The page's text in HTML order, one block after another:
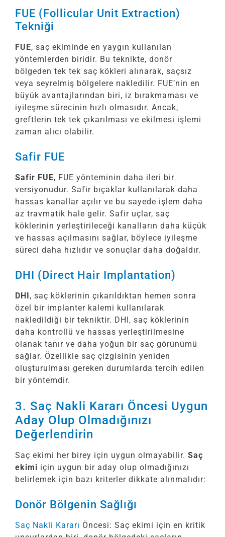
FUE (Follicular Unit Extraction)
Tekniği
FUE, saç ekiminde en yaygın kullanılan
yöntemlerden biridir. Bu teknikte, donör
bölgeden tek tek saç kökleri alınarak, saçsız
veya seyrelmiş bölgelere nakledilir. FUE’nin en
büyük avantajlarından biri, iz bırakmaması ve
iyileşme sürecinin hızlı olmasıdır. Ancak,
greftlerin tek tek çıkarılması ve ekilmesi işlemi
zaman alıcı olabilir.
Safir FUE
Safir FUE, FUE yönteminin daha ileri bir
versiyonudur. Safir bıçaklar kullanılarak daha
hassas kanallar açılır ve bu sayede işlem daha
az travmatik hale gelir. Safir uçlar, saç
köklerinin yerleştirileceği kanalların daha küçük
ve hassas açılmasını sağlar, böylece iyileşme
süreci daha hızlıdır ve sonuçlar daha doğaldır.
DHI (Direct Hair Implantation)
DHI , saç köklerinin çıkarıldıktan hemen sonra
özel bir implanter kalemi kullanılarak
nakledildiği bir tekniktir. DHI, saç köklerinin
daha kontrollü ve hassas yerleştirilmesine
olanak tanır ve daha yoğun bir saç görünümü
sağlar. Özellikle saç çizgisinin yeniden
oluşturulması gereken durumlarda tercih edilen
bir yöntemdir.
3. Saç Nakli Kararı Öncesi Uygun
Aday Olup Olmadığınızı
Değerlendirin
Saç ekimi her birey için uygun olmayabilir. Saç
ekimi için uygun bir aday olup olmadığınızı
belirlemek için bazı kriterler dikkate alınmalıdır:
Donör Bölgenin Sağlığı
Saç Nakli Kararı Öncesi: Saç ekimi için en kritik